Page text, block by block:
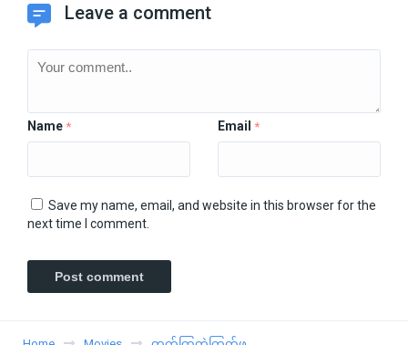
Leave a comment
Name * Email *
Save my name, email, and website in this browser for the
next time I comment.